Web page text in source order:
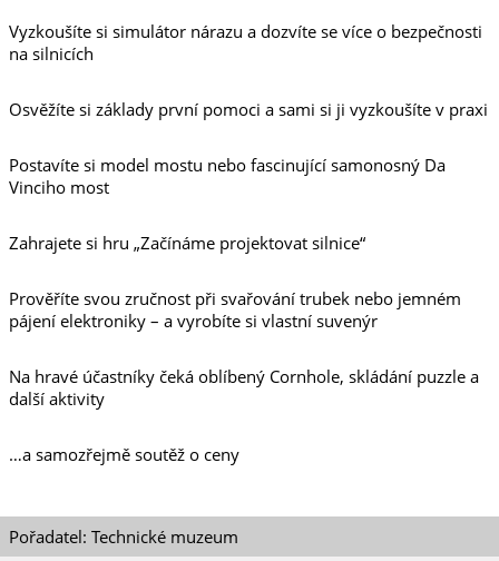
Vyzkoušíte si simulátor nárazu a dozvíte se více o bezpečnosti
na silnicích
Osvěžíte si základy první pomoci a sami si ji vyzkoušíte v praxi
Postavíte si model mostu nebo fascinující samonosný Da
Vinciho most
Zahrajete si hru „Začínáme projektovat silnice“
Prověříte svou zručnost při svařování trubek nebo jemném
pájení elektroniky – a vyrobíte si vlastní suvenýr
Na hravé účastníky čeká oblíbený Cornhole, skládání puzzle a
další aktivity
…a samozřejmě soutěž o ceny
Pořadatel: Technické muzeum